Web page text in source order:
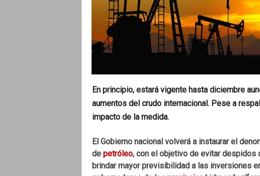
En principio, estará vigente hasta diciembre
aumentos del crudo internacional. Pese a
impacto de la medida.
El Gobierno nacional volverá a instaurar el
de petróleo, con el objetivo de evitar despidos
brindar mayor previsibilidad a las inversiones